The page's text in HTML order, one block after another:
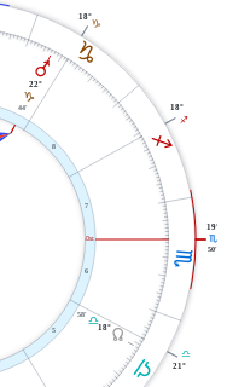
G
H
I
J
5
6
7
i
8
G
21°
H
19°
50'
I
18°
J
18°
Y
18°
G
58'
Q
22°
J
44'